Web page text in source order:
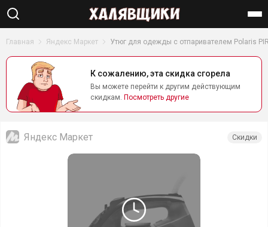
Найти
Главная Яндекс Маркет Утюг для одежды с отпаривателем Polaris
К сожалению, эта скидка сгорела
Вы можете перейти к другим действующим
скидкам. Посмотреть другие
Яндекс Маркет Скидки